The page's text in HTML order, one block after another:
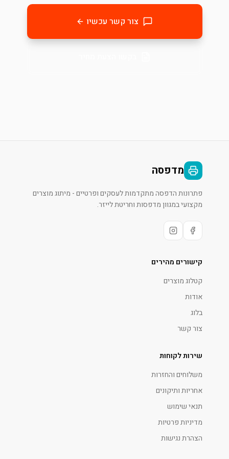
צור קשר עכשיו
מדפסה
פתרונות הדפסה מתקדמות לעסקים ופרטיים - מיתוג מוצרים
מקצועי במגוון מדפסות וחריטת לייזר.
קישורים מהירים
קטלוג מוצרים
אודות
בלוג
צור קשר
שירות לקוחות
משלוחים והחזרות
אחריות ותיקונים
תנאי שימוש
מדיניות פרטיות
הצהרת נגישות